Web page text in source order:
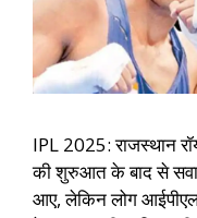
IPL 2025: राजस्थान
की शुरुआत के बाद से
आए, लेकिन लोग